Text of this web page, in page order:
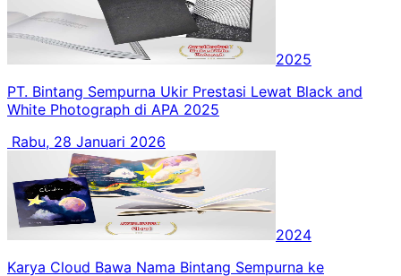
2025
PT. Bintang Sempurna Ukir Prestasi Lewat Black and
White Photograph di APA 2025
Rabu, 28 Januari 2026
2024
Karya Cloud Bawa Nama Bintang Sempurna ke